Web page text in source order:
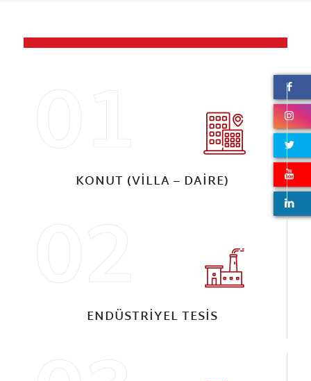
KONUT (VILLA – DAIRE)
ENDÜSTRIYEL TESIS